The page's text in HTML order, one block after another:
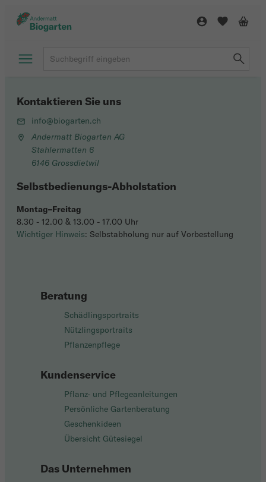
Beratung
Schädlingsportraits
Nützlingsportraits
Pflanzenpflege
Kundenservice
Pflanz- und Pflegeanleitungen
Persönliche Gartenberatung
Geschenkideen
Übersicht Gütesiegel
Das Unternehmen
Kontaktieren Sie uns
info@biogarten.ch
Andermatt Biogarten AG
Stahlermatten 6
6146 Grossdietwil
Selbstbedienungs-Abholstation
Montag–Freitag
8.30 - 12.00 & 13.00 - 17.00 Uhr
Wichtiger Hinweis: Selbstabholung nur auf Vorbestellung